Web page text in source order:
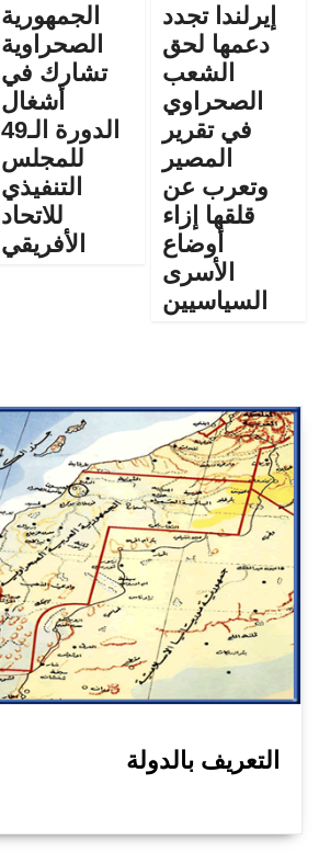
إيرلندا تجدد
دعمها لحق
الشعب
الصحراوي
في تقرير
المصير
وتعرب عن
قلقها إزاء
أوضاع
الأسرى
السياسيين
الجمهورية
الصحراوية
تشارك في
أشغال
الدورة الـ49
للمجلس
التنفيذي
للاتحاد
الأفريقي
التعريف بالدولة